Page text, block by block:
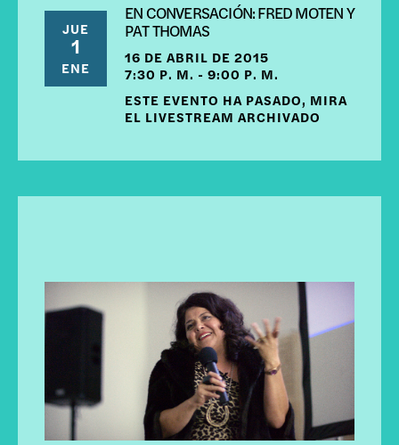
JUE
1
ENE
EN CONVERSACIÓN: FRED MOTEN Y
PAT THOMAS
16 DE ABRIL DE 2015
7:30 P. M. - 9:00 P. M.
ESTE EVENTO HA PASADO, MIRA
EL LIVESTREAM ARCHIVADO